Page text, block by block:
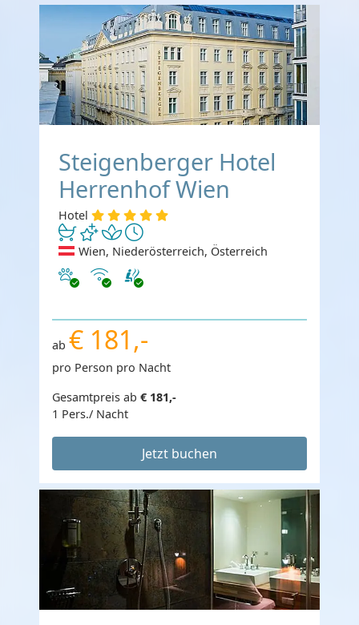
Steigenberger Hotel
Herrenhof Wien
Hotel
Wien, Niederösterreich, Österreich
Haustiere erlaubt
Internet
ab € 181,-
pro Person pro Nacht
Gesamtpreis ab € 181,-
1 Pers./ Nacht
Jetzt buchen